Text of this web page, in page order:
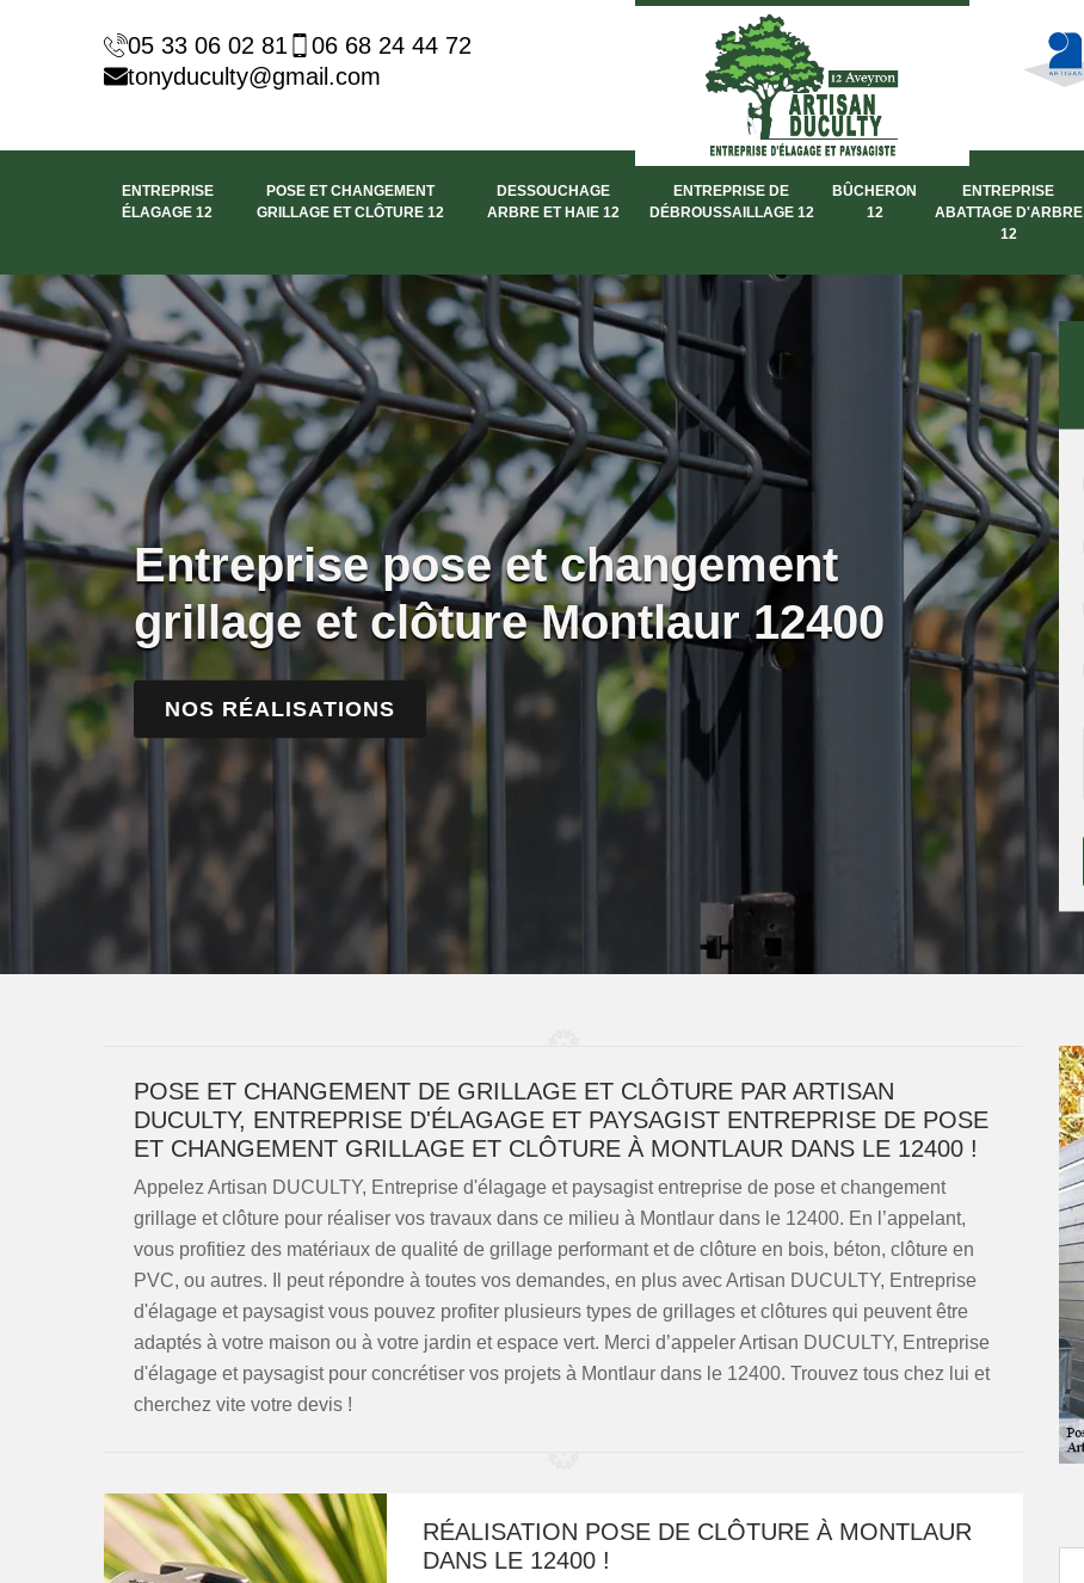
05 33 06 02 81
06 68 24 44 72
tonyduculty@gmail.com
ENTREPRISE
ÉLAGAGE 12
POSE ET CHANGEMENT
GRILLAGE ET CLÔTURE 12
DESSOUCHAGE
ARBRE ET HAIE 12
ENTREPRISE DE
DÉBROUSSAILLAGE 12
BÛCHERON
12
ENTREPRISE
ABATTAGE D'ARBRE
12
Entreprise pose et changement
grillage et clôture Montlaur 12400
NOS RÉALISATIONS
POSE ET CHANGEMENT DE GRILLAGE ET CLÔTURE PAR ARTISAN
DUCULTY, ENTREPRISE D'ÉLAGAGE ET PAYSAGIST ENTREPRISE DE POSE
ET CHANGEMENT GRILLAGE ET CLÔTURE À MONTLAUR DANS LE 12400 !
Appelez Artisan DUCULTY, Entreprise d'élagage et paysagist entreprise de pose et changement
grillage et clôture pour réaliser vos travaux dans ce milieu à Montlaur dans le 12400. En l’appelant,
vous profitiez des matériaux de qualité de grillage performant et de clôture en bois, béton, clôture en
PVC, ou autres. Il peut répondre à toutes vos demandes, en plus avec Artisan DUCULTY, Entreprise
d'élagage et paysagist vous pouvez profiter plusieurs types de grillages et clôtures qui peuvent être
adaptés à votre maison ou à votre jardin et espace vert. Merci d’appeler Artisan DUCULTY, Entreprise
d'élagage et paysagist pour concrétiser vos projets à Montlaur dans le 12400. Trouvez tous chez lui et
cherchez vite votre devis !
RÉALISATION POSE DE CLÔTURE À MONTLAUR
DANS LE 12400 !